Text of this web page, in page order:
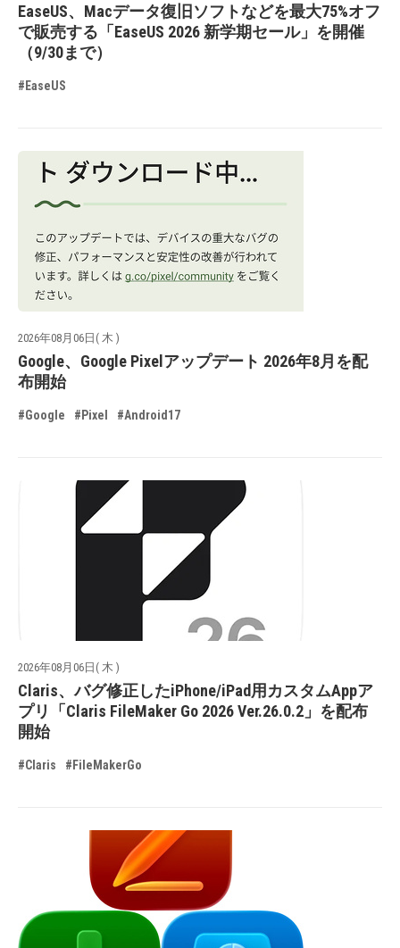
EaseUS、Macデータ復旧ソフトなどを最大75%オフ
で販売する「EaseUS 2026 新学期セール」を開催
（9/30まで）
#EaseUS
2026年08月06日( 木 )
Google、Google Pixelアップデート 2026年8月を配
布開始
#Google #Pixel #Android17
2026年08月06日( 木 )
Claris、バグ修正したiPhone/iPad用カスタムAppア
プリ「Claris FileMaker Go 2026 Ver.26.0.2」を配布
開始
#Claris #FileMakerGo